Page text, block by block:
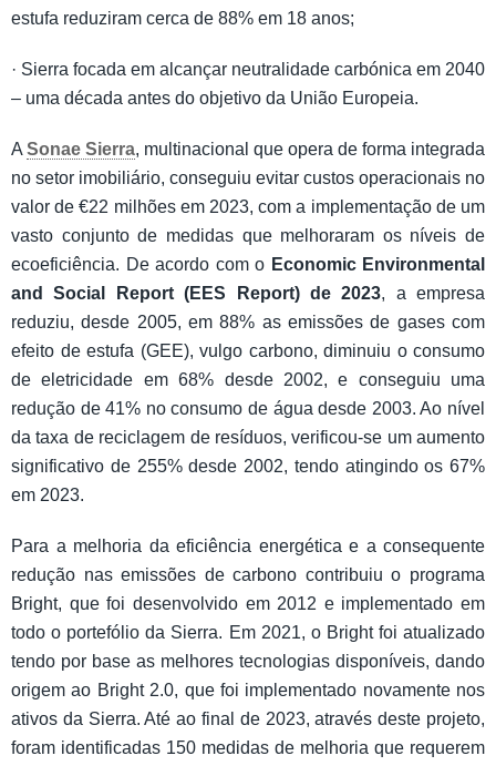
estufa reduziram cerca de 88% em 18 anos;
· Sierra focada em alcançar neutralidade carbónica em 2040
– uma década antes do objetivo da União Europeia.
A Sonae Sierra, multinacional que opera de forma integrada
no setor imobiliário, conseguiu evitar custos operacionais no
valor de €22 milhões em 2023, com a implementação de um
vasto conjunto de medidas que melhoraram os níveis de
ecoeficiência. De acordo com o Economic Environmental
and Social Report (EES Report) de 2023, a empresa
reduziu, desde 2005, em 88% as emissões de gases com
efeito de estufa (GEE), vulgo carbono, diminuiu o consumo
de eletricidade em 68% desde 2002, e conseguiu uma
redução de 41% no consumo de água desde 2003. Ao nível
da taxa de reciclagem de resíduos, verificou-se um aumento
significativo de 255% desde 2002, tendo atingindo os 67%
em 2023.
Para a melhoria da eficiência energética e a consequente
redução nas emissões de carbono contribuiu o programa
Bright, que foi desenvolvido em 2012 e implementado em
todo o portefólio da Sierra. Em 2021, o Bright foi atualizado
tendo por base as melhores tecnologias disponíveis, dando
origem ao Bright 2.0, que foi implementado novamente nos
ativos da Sierra. Até ao final de 2023, através deste projeto,
foram identificadas 150 medidas de melhoria que requerem